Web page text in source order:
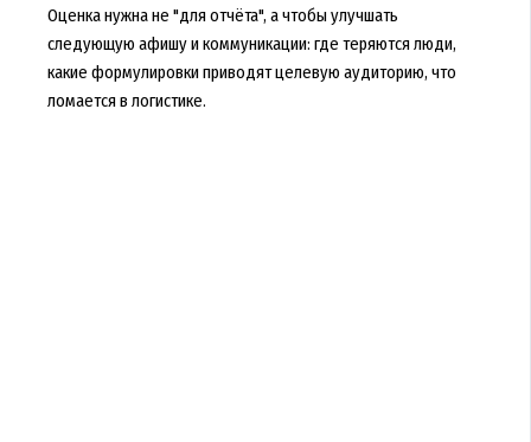
Оценка нужна не "для отчёта", а чтобы улучшать
следующую афишу и коммуникации: где теряются люди,
какие формулировки приводят целевую аудиторию, что
ломается в логистике.